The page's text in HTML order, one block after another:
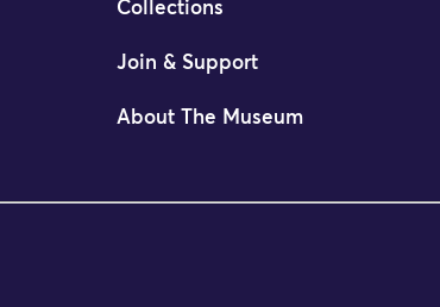
Collections
Join & Support
About The Museum